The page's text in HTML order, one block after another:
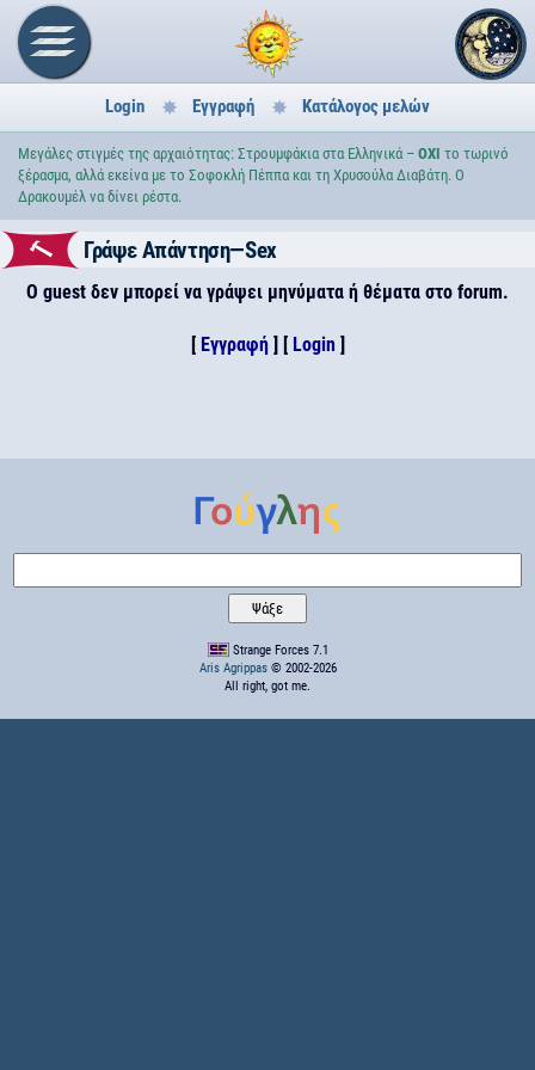
Login Εγγραφή Κατάλογος μελών
Μεγάλες στιγμές της αρχαιότητας: Στρουμφάκια στα Ελληνικά – ΟΧΙ το τωρινό
ξέρασμα, αλλά εκείνα με το Σοφοκλή Πέππα και τη Χρυσούλα Διαβάτη. Ο
Δρακουμέλ να δίνει ρέστα.
Γράψε Απάντηση—Sex
Ο guest δεν μπορεί να γράψει μηνύματα ή θέματα στο forum.
[ Εγγραφή] [ Login ]
Strange Forces 7.1
Aris Agrippas© 2002-2026
All right, got me.